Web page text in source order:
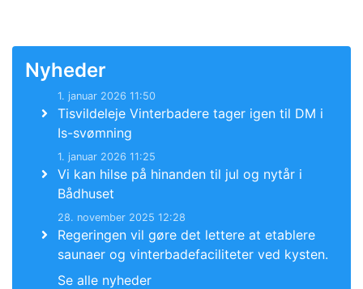
Nyheder
1. januar 2026 11:50
Tisvildeleje Vinterbadere tager igen til DM i
Is-svømning
1. januar 2026 11:25
Vi kan hilse på hinanden til jul og nytår i
Bådhuset
28. november 2025 12:28
Regeringen vil gøre det lettere at etablere
saunaer og vinterbadefaciliteter ved kysten.
Se alle nyheder